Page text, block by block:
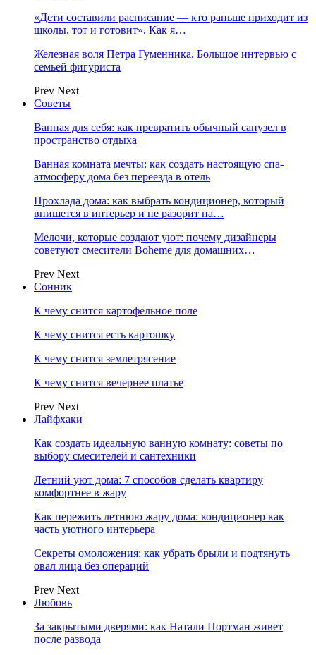
«Дети составили расписание — кто раньше приходит из
школы, тот и готовит». Как я…
Железная воля Петра Гуменника. Большое интервью с
семьей фигуриста
Prev Next
Советы
Ванная для себя: как превратить обычный санузел в
пространство отдыха
Ванная комната мечты: как создать настоящую спа-
атмосферу дома без переезда в отель
Прохлада дома: как выбрать кондиционер, который
впишется в интерьер и не разорит на…
Мелочи, которые создают уют: почему дизайнеры
советуют смесители Boheme для домашних…
Prev Next
Сонник
К чему снится картофельное поле
К чему снится есть картошку
К чему снится землетрясение
К чему снится вечернее платье
Prev Next
Лайфхаки
Как создать идеальную ванную комнату: советы по
выбору смесителей и сантехники
Летний уют дома: 7 способов сделать квартиру
комфортнее в жару
Как пережить летнюю жару дома: кондиционер как
часть уютного интерьера
Секреты омоложения: как убрать брыли и подтянуть
овал лица без операций
Prev Next
Любовь
За закрытыми дверями: как Натали Портман живет
после развода